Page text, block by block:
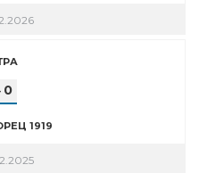
0
1919